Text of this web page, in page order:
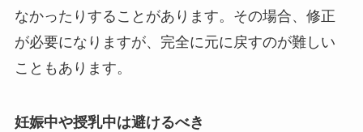
なかったりすることがあります。その場合、修正
が必要になりますが、完全に元に戻すのが難しい
こともあります。
妊娠中や授乳中は避けるべき